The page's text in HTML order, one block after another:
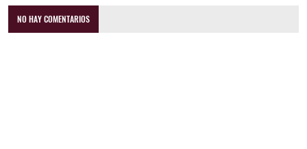
NO HAY COMENTARIOS